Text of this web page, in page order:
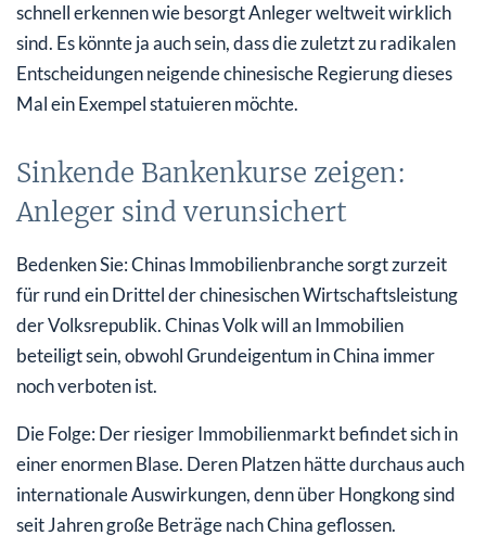
schnell erkennen wie besorgt Anleger weltweit wirklich
sind. Es könnte ja auch sein, dass die zuletzt zu radikalen
Entscheidungen neigende chinesische Regierung dieses
Mal ein Exempel statuieren möchte.
Sinkende Bankenkurse zeigen:
Anleger sind verunsichert
Bedenken Sie: Chinas Immobilienbranche sorgt zurzeit
für rund ein Drittel der chinesischen Wirtschaftsleistung
der Volksrepublik. Chinas Volk will an Immobilien
beteiligt sein, obwohl Grundeigentum in China immer
noch verboten ist.
Die Folge: Der riesiger Immobilienmarkt befindet sich in
einer enormen Blase. Deren Platzen hätte durchaus auch
internationale Auswirkungen, denn über Hongkong sind
seit Jahren große Beträge nach China geflossen.